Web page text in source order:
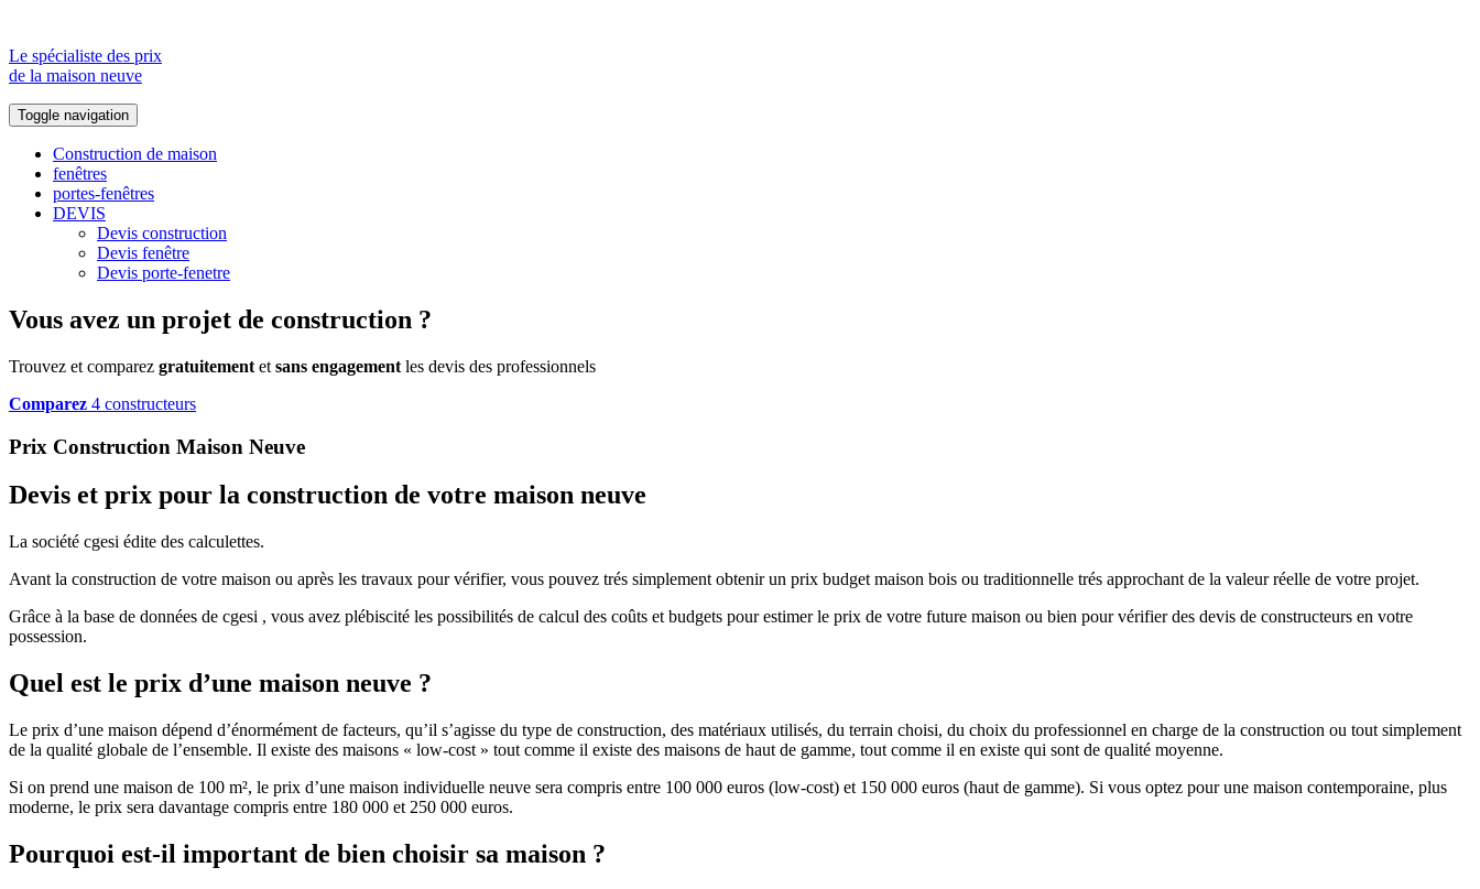
Le spécialiste des prix
de la maison neuve
Toggle navigation
Construction de maison
fenêtres
portes-fenêtres
DEVIS
Devis construction
Devis fenêtre
Devis porte-fenetre
Vous avez un projet de construction ?
Trouvez et comparez gratuitement et sans engagement les devis des professionnels
Comparez 4 constructeurs
Prix Construction Maison Neuve
Devis et prix pour la construction de votre maison neuve
La société cgesi édite des calculettes.
Avant la construction de votre maison ou après les travaux pour vérifier, vous pouvez trés simplement obtenir un prix budget maison bois ou traditionnelle trés approchant de la valeur réelle de votre projet.
Grâce à la base de données de cgesi , vous avez plébiscité les possibilités de calcul des coûts et budgets pour estimer le prix de votre future maison ou bien pour vérifier des devis de constructeurs en votre
possession.
Quel est le prix d’une maison neuve ?
Le prix d’une maison dépend d’énormément de facteurs, qu’il s’agisse du type de construction, des matériaux utilisés, du terrain choisi, du choix du professionnel en charge de la construction ou tout simplement
de la qualité globale de l’ensemble. Il existe des maisons « low-cost » tout comme il existe des maisons de haut de gamme, tout comme il en existe qui sont de qualité moyenne.
Si on prend une maison de 100 m², le prix d’une maison individuelle neuve sera compris entre 100 000 euros (low-cost) et 150 000 euros (haut de gamme). Si vous optez pour une maison contemporaine, plus
moderne, le prix sera davantage compris entre 180 000 et 250 000 euros.
Pourquoi est-il important de bien choisir sa maison ?